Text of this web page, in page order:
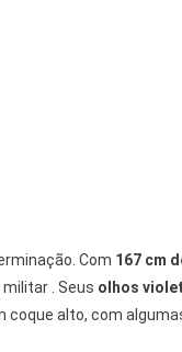
Com 167 cm
. Seus olhos
coque alto, com